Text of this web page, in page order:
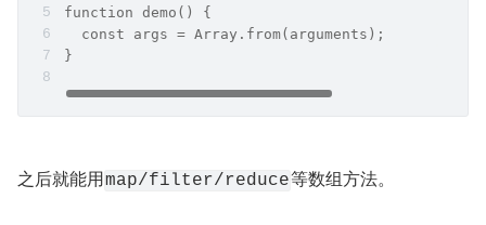
function demo() {
  const args = Array.from(arguments);
}
之后就能用map/filter/reduce等数组方法。